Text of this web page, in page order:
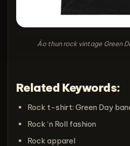
Áo thun rock vintage Green
Related Keywords:
Rock t-shirt: Green Day
Rock ‘n Roll fashion
Rock apparel